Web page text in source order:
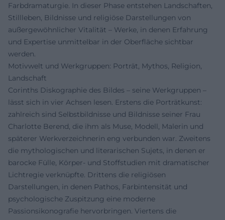
Farbdramaturgie. In dieser Phase entstehen Landschaften,
Stillleben, Bildnisse und religiöse Darstellungen von
außergewöhnlicher Vitalität – Werke, in denen Erfahrung
und Expertise unmittelbar in der Oberfläche sichtbar
werden.
Motivwelt und Werkgruppen: Porträt, Mythos, Religion,
Landschaft
Corinths Diskographie des Bildes – seine Werkgruppen –
lässt sich in vier Achsen lesen. Erstens die Porträtkunst:
zahlreich sind Selbstbildnisse und Bildnisse seiner Frau
Charlotte Berend, die ihm als Muse, Modell, Malerin und
späterer Werkverzeichnerin eng verbunden war. Zweitens
die mythologischen und literarischen Sujets, in denen er
barocke Fülle, Körper- und Stoffstudien mit dramatischer
Lichtregie verknüpfte. Drittens die religiösen
Darstellungen, in denen Pathos, Farbintensität und
psychologische Zuspitzung eine moderne
Passionsikonografie hervorbringen. Viertens die